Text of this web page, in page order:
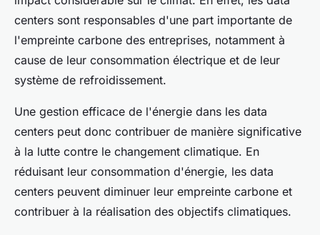
centers sont responsables d'une part importante de
l'empreinte carbone des entreprises, notamment à
cause de leur consommation électrique et de leur
système de refroidissement.
Une gestion efficace de l'énergie dans les data
centers peut donc contribuer de manière significative
à la lutte contre le changement climatique. En
réduisant leur consommation d'énergie, les data
centers peuvent diminuer leur empreinte carbone et
contribuer à la réalisation des objectifs climatiques.